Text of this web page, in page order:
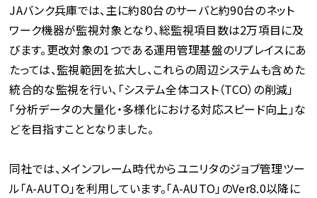
JAバンク兵庫では、主に約80台のサーバと約90台のネット
ワーク機器が監視対象となり、総監視項目数は2万項目に及
びます。更改対象の1つである運用管理基盤のリプレイスにあ
たっては、監視範囲を拡大し、これらの周辺システムも含めた
統合的な監視を行い、「システム全体コスト（TCO）の削減」
「分析データの大量化・多様化における対応スピード向上」な
どを目指すこととなりました。
同社では、メインフレーム時代からユニリタのジョブ管理ツー
ル「A-AUTO」を利用しています。「A-AUTO」のVer8.0以降に